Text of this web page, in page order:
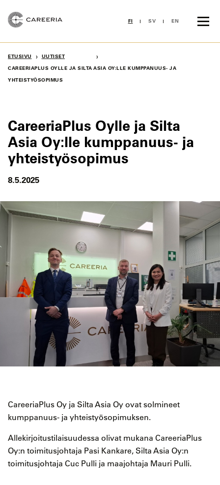
sisältöön
FI SV EN
ETUSIVU › UUTISET ›
CAREERIAPLUS OYLLE JA SILTA ASIA OY:LLE KUMPPANUUS- JA
YHTEISTYÖSOPIMUS
CareeriaPlus Oylle ja Silta
Asia Oy:lle kumppanuus- ja
yhteistyösopimus
8.5.2025
CareeriaPlus Oy ja Silta Asia Oy ovat solmineet
kumppanuus- ja yhteistyösopimuksen.
Allekirjoitustilaisuudessa olivat mukana CareeriaPlus
Oy:n toimitusjohtaja Pasi Kankare, Silta Asia Oy:n
toimitusjohtaja Cuc Pulli ja maajohtaja Mauri Pulli.